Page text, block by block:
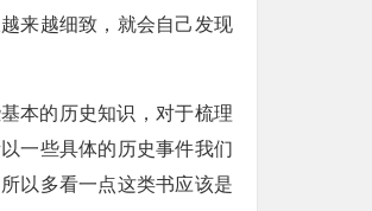
来越细致，就会自己发现
本的历史知识，对于梳理
一些具体的历史事件我们
以多看一点这类书应该是